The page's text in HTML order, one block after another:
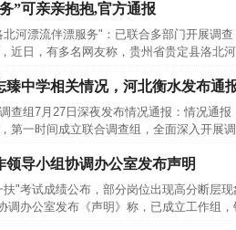
”可亲亲抱抱,官方通报
漂流伴漂服务"：已联合多部门开展调查
日，有多名网友称，贵州省贵定县洛北
臻中学相关情况，河北衡水发布通
组7月27日深夜发布情况通报：情况通
第一时间成立联合调查组，全面深入开展
领导小组协调办公室发布声明
考试成绩公布，部分岗位出现高分断层现
调办公室发布《声明》称，已成立工作组
症？